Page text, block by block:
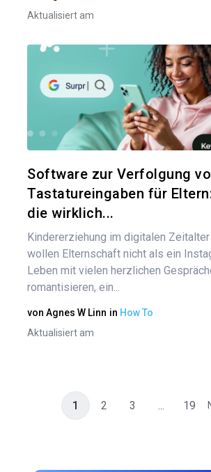
Aktualisiert am
Software zur Verfolgung
Tastatureingaben für
die wirklich...
Kindererziehung im digitalen
wollen Elternschaft nicht als ein
Leben mit vielen herzlichen
romantisieren, ein...
von Agnes W Linn in How To
Aktualisiert am
1 2 3 ... 19